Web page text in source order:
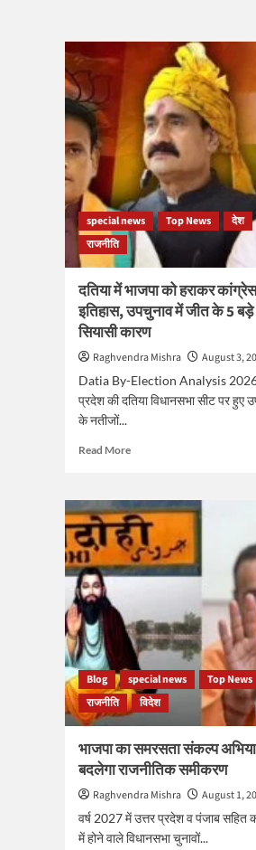
उमाशंकर
निधन,
कैंसर
हार
गए
जिंदगी
की
जंग
special news Top News
देश
राजनीति
दतिया में भाजपा को हराकर
इतिहास, उपचुनाव में जीत के 5 बड़े
सियासी कारण
Raghvendra Mishra
August 3,
Datia By-Election Analysis
प्रदेश की दतिया विधानसभा सीट पर हुए
के नतीजों...
Read MoreRead
दतिया
में
भाजपा
को
हराकर
इतिहास,
उपचुनाव
में
जीत
के
5
कारण
Blog special news
Top News
राजनीति
विदेश
भाजपा का समरसता संकल्प
बदलेगा राजनीतिक समीकरण
Raghvendra Mishra
August 1,
वर्ष 2027 में उत्तर प्रदेश व पंजाब सहित
में होने वाले विधानसभा चुनावों...